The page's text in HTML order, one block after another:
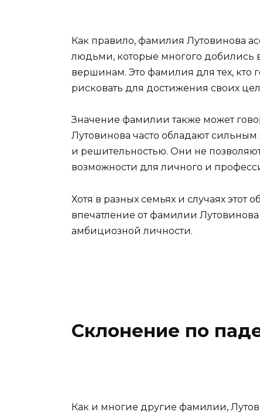
Как правило, фамилия Лутовинова
людьми, которые многого добились
вершинам. Это фамилия для тех, кто
рисковать для достижения своих
Значение фамилии также может
Лутовинова часто обладают
и решительностью. Они не
возможности для личного и
Хотя в разных семьях и случаях этот
впечатление от фамилии
амбициозной личности.
Склонение по
Как и многие другие фамилии,